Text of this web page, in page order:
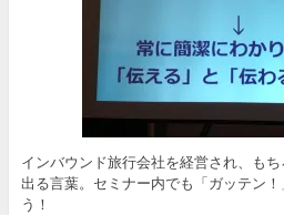
インバウンド旅行会社を経営され、も
出る言葉。セミナー内でも「ガッテン
う！